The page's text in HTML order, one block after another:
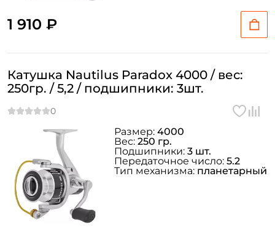
1 910 ₽
Катушка Nautilus Paradox 4000 / вес:
250гр. / 5,2 / подшипники: 3шт.
Размер: 4000
Вес: 250 гр.
Подшипники: 3 шт.
Передаточное число: 5.2
Тип механизма: планетарный